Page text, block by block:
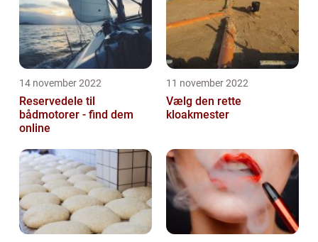
14 november 2022
Reservedele til
bådmotorer - find dem
online
11 november 2022
Vælg den rette
kloakmester